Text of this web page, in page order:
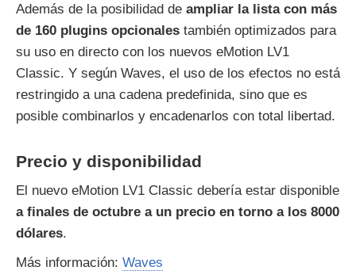
Además de la posibilidad de ampliar la lista con más
de 160 plugins opcionales también optimizados para
su uso en directo con los nuevos eMotion LV1
Classic. Y según Waves, el uso de los efectos no está
restringido a una cadena predefinida, sino que es
posible combinarlos y encadenarlos con total libertad.
Precio y disponibilidad
El nuevo eMotion LV1 Classic debería estar disponible
a finales de octubre a un precio en torno a los 8000
dólares.
Más información: Waves